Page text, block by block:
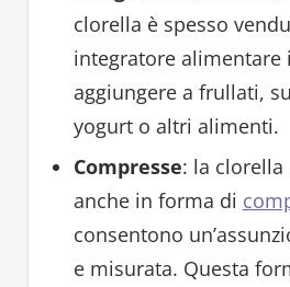
clorella è spesso
integratore alimentare
aggiungere a frullati,
yogurt o altri alimenti.
Compresse: la
anche in forma di
consentono
e misurata. Questa